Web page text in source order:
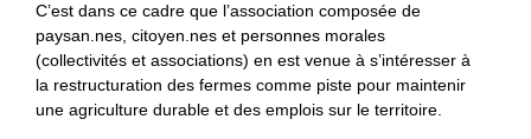
C’est dans ce cadre que l’association composée de
paysan.nes, citoyen.nes et personnes morales
(collectivités et associations) en est venue à s’intéresser à
la restructuration des fermes comme piste pour maintenir
une agriculture durable et des emplois sur le territoire.